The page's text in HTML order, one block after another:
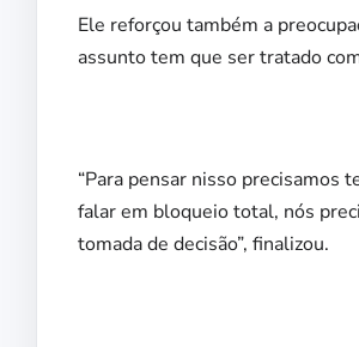
Ele reforçou também a
assunto tem que ser tratado
“Para pensar nisso precisamos
falar em bloqueio total, nós
tomada de decisão”, finalizou.